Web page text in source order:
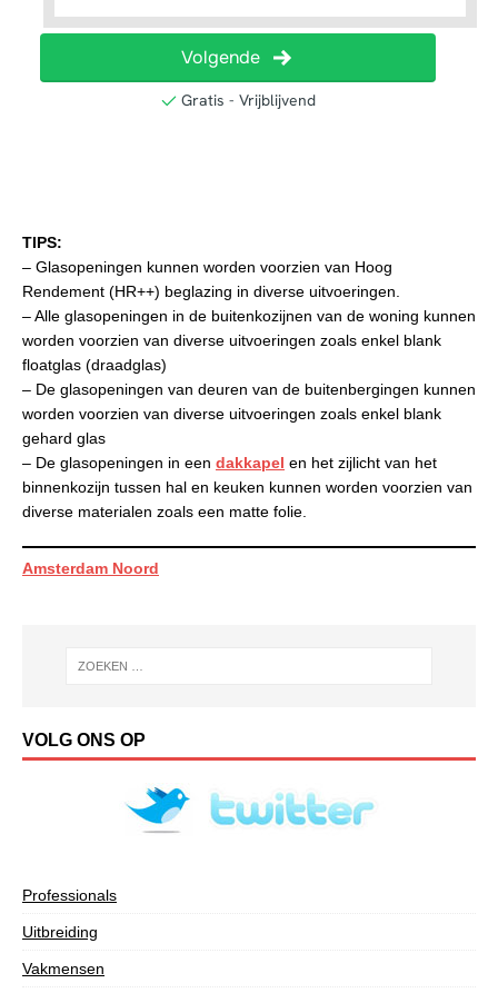
TIPS:
– Glasopeningen kunnen worden voorzien van Hoog
Rendement (HR++) beglazing in diverse uitvoeringen.
– Alle glasopeningen in de buitenkozijnen van de woning kunnen
worden voorzien van diverse uitvoeringen zoals enkel blank
floatglas (draadglas)
– De glasopeningen van deuren van de buitenbergingen kunnen
worden voorzien van diverse uitvoeringen zoals enkel blank
gehard glas
– De glasopeningen in een dakkapel en het zijlicht van het
binnenkozijn tussen hal en keuken kunnen worden voorzien van
diverse materialen zoals een matte folie.
Amsterdam Noord
VOLG ONS OP
Professionals
Uitbreiding
Vakmensen